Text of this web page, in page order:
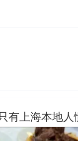
有上海本地人